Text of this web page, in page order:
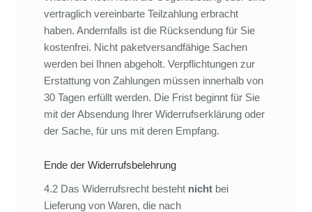
vertraglich vereinbarte Teilzahlung erbracht
haben. Andernfalls ist die Rücksendung für Sie
kostenfrei. Nicht paketversandfähige Sachen
werden bei Ihnen abgeholt. Verpflichtungen zur
Erstattung von Zahlungen müssen innerhalb von
30 Tagen erfüllt werden. Die Frist beginnt für Sie
mit der Absendung Ihrer Widerrufserklärung oder
der Sache, für uns mit deren Empfang.
Ende der Widerrufsbelehrung
4.2 Das Widerrufsrecht besteht nicht bei
Lieferung von Waren, die nach